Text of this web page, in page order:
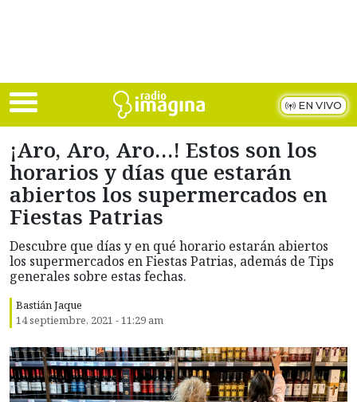
EN VIVO
¡Aro, Aro, Aro…! Estos son los
horarios y días que estarán
abiertos los supermercados en
Fiestas Patrias
Descubre que días y en qué horario estarán abiertos
los supermercados en Fiestas Patrias, además de Tips
generales sobre estas fechas.
Bastián Jaque
14 septiembre, 2021 - 11:29 am